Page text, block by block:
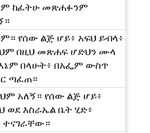
ከፈትሁ መጽሐፉንም
የሰው ልጅ ሆይ፥ አፍህ ይብላ፥
በዚህ መጽሐፍ ሆድህን ሙላ
በላሁት፥ በአፌም ውስጥ
ጣፈጠ።
አለኝ። የሰው ልጅ ሆይ፥
ወደ እስራኤል ቤት ሂድ፥